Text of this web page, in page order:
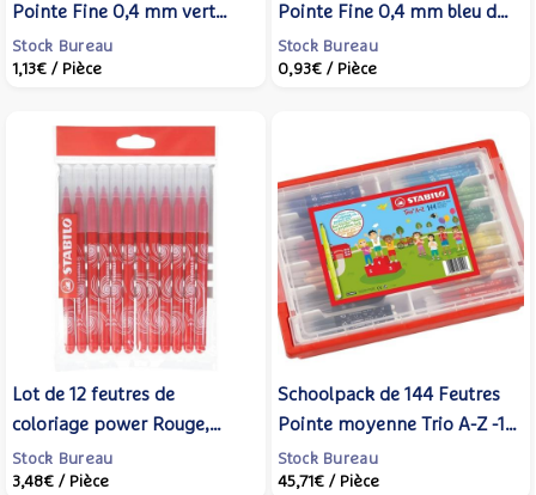
Pointe Fine 0,4 mm vert
émeraude clair - STABILO
Stock Bureau
1,13€ / Pièce
Pointe Fine 0,4 mm bleu de
cobalt clair - STABILO
Stock Bureau
0,93€ / Pièce
Lot de 12 feutres de
coloriage power Rouge,
recharge coffret STABILO
Schoolpack
Stock Bureau
3,48€ / Pièce
Schoolpack de 144 Feutres
Pointe moyenne Trio A-Z -12
couleurs assorties - STABILO
Stock Bureau
45,71€ / Pièce